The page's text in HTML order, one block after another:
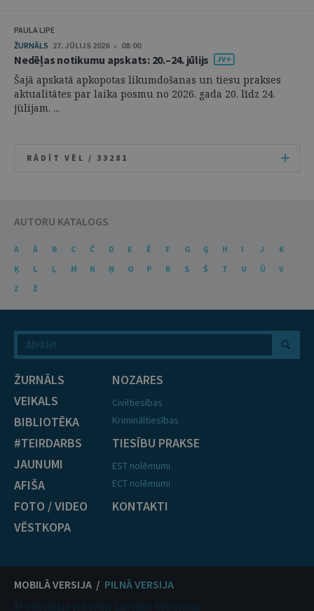
PAULA LIPE
ŽURNĀLS 27. JŪLIJS 2026 • 08:00
Nedēļas notikumu apskats: 20.–24. jūlijs
Šajā apskatā apkopotas likumdošanas un tiesu prakses
aktualitātes par laika posmu no 2026. gada 20. līdz 24.
jūlijam. ...
RĀDĪT VĒL / 33281
AUTORU KATALOGS
A Ā B C Č D E Ē F G Ģ H I J
K
Ķ
L Ļ M N Ņ O P R S Š T U Ū
V
Z
Ž
ŽURNĀLS
VEIKALS
BIBLIOTĒKA
#TEIRDARBS
JAUNUMI
AFIŠA
FOTO / VIDEO
VĒSTKOPA
NOZARES
Civiltiesības
Krimināltiesības
TIESĪBU PRAKSE
EST nolēmumi
ECT nolēmumi
KONTAKTI
MOBILĀ VERSIJA / PILNĀ VERSIJA
© Oficiālais izdevējs Latvijas Vēstnesis